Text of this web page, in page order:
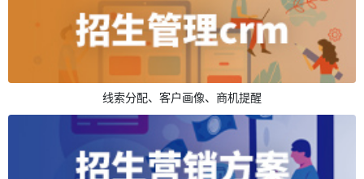
线索分配、客户画像、商机提醒